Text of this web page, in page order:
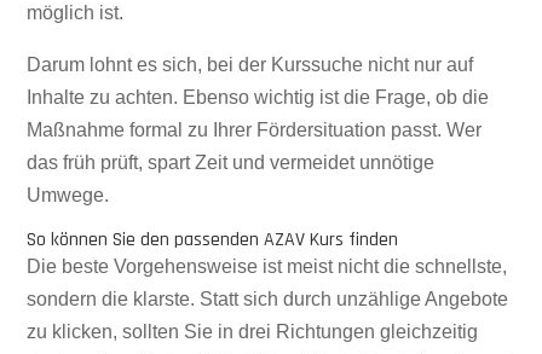
möglich ist.
Darum lohnt es sich, bei der Kurssuche nicht nur auf
Inhalte zu achten. Ebenso wichtig ist die Frage, ob die
Maßnahme formal zu Ihrer Fördersituation passt. Wer
das früh prüft, spart Zeit und vermeidet unnötige
Umwege.
So können Sie den passenden AZAV Kurs finden
Die beste Vorgehensweise ist meist nicht die schnellste,
sondern die klarste. Statt sich durch unzählige Angebote
zu klicken, sollten Sie in drei Richtungen gleichzeitig